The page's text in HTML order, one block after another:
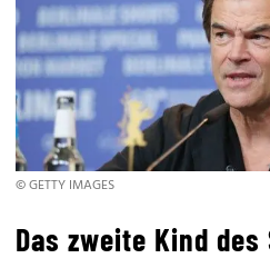
© GETTY IMAGES
Das zweite Kind des